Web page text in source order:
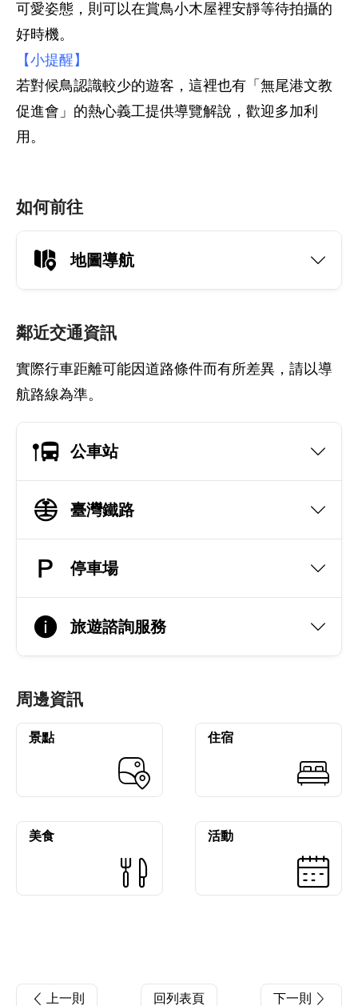
可愛姿態，則可以在賞鳥小木屋裡安靜等待拍攝的
好時機。
【小提醒】
若對候鳥認識較少的遊客，這裡也有「無尾港文教
促進會」的熱心義工提供導覽解說，歡迎多加利
用。
如何前往
地圖導航
鄰近交通資訊
實際行車距離可能因道路條件而有所差異，請以導
航路線為準。
公車站
臺灣鐵路
停車場
旅遊諮詢服務
周邊資訊
景點 住宿
美食 活動
上一則 回列表頁 下一則